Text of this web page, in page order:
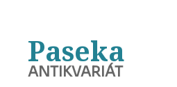
Paseka
ANTIKVARIÁT